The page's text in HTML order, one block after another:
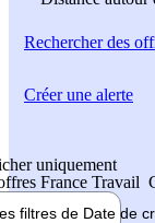
Rechercherdes
uniquement
France Travail
filtres de Date de
Créer une alerte